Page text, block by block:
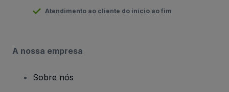
Atendimento ao cliente do início ao fim
A nossa empresa
Sobre nós